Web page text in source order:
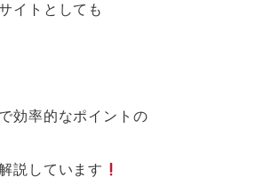
イトとしても
効率的なポイントの
説しています